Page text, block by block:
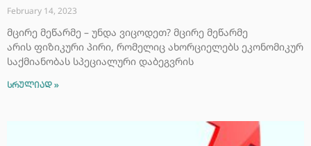
February 14, 2023
მცირე მეწარმე – უნდა ვიცოდეთ? მცირე მეწარმე
არის ფიზიკური პირი, რომელიც ახორციელებს ეკონომიკურ
საქმიანობას სპეციალური დაბეგვრის
სრულიად »